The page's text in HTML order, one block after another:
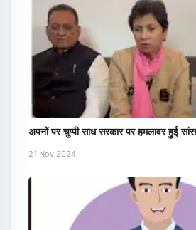
अपनों पर चुप्पी साध सरकार पर हमलावर हुई
21 Nov 2024